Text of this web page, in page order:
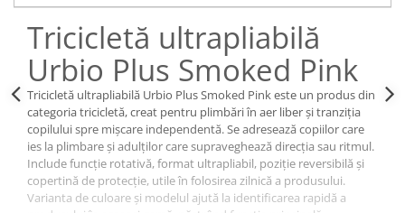
Tricicletă ultrapliabilă
Urbio Plus Smoked Pink
Tricicletă ultrapliabilă Urbio Plus Smoked Pink este un produs din
categoria tricicletă, creat pentru plimbări în aer liber și tranziția
copilului spre mișcare independentă. Se adresează copiilor care
ies la plimbare și adulților care supraveghează direcția sau ritmul.
Include funcție rotativă, format ultrapliabil, poziție reversibilă și
copertină de protecție, utile în folosirea zilnică a produsului.
Varianta de culoare și modelul ajută la identificarea rapidă a